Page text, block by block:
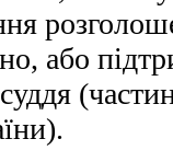
або